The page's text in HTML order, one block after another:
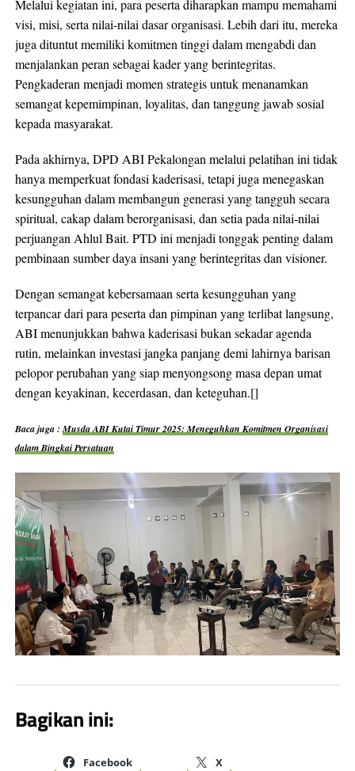
Melalui kegiatan ini, para peserta diharapkan mampu memahami
visi, misi, serta nilai-nilai dasar organisasi. Lebih dari itu, mereka
juga dituntut memiliki komitmen tinggi dalam mengabdi dan
menjalankan peran sebagai kader yang berintegritas.
Pengkaderan menjadi momen strategis untuk menanamkan
semangat kepemimpinan, loyalitas, dan tanggung jawab sosial
kepada masyarakat.
Pada akhirnya, DPD ABI Pekalongan melalui pelatihan ini tidak
hanya memperkuat fondasi kaderisasi, tetapi juga menegaskan
kesungguhan dalam membangun generasi yang tangguh secara
spiritual, cakap dalam berorganisasi, dan setia pada nilai-nilai
perjuangan Ahlul Bait. PTD ini menjadi tonggak penting dalam
pembinaan sumber daya insani yang berintegritas dan visioner.
Dengan semangat kebersamaan serta kesungguhan yang
terpancar dari para peserta dan pimpinan yang terlibat langsung,
ABI menunjukkan bahwa kaderisasi bukan sekadar agenda
rutin, melainkan investasi jangka panjang demi lahirnya barisan
pelopor perubahan yang siap menyongsong masa depan umat
dengan keyakinan, kecerdasan, dan keteguhan.[]
Baca juga :Musda ABI Kutai Timur 2025: Meneguhkan Komitmen Organisasi
dalam Bingkai Persatuan
Bagikan ini:
Facebook X